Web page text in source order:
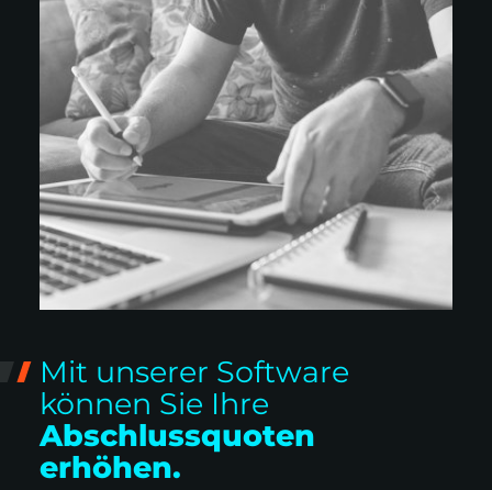
Mit unserer Software
können Sie Ihre
Abschlussquoten
erhöhen.